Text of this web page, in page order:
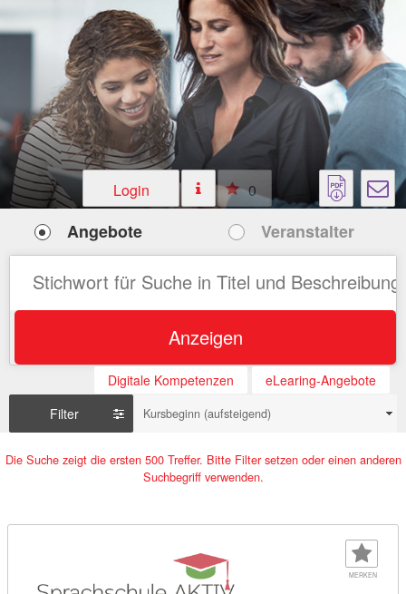
Login 0
Angebote Veranstalter
Anzeigen
Digitale Kompetenzen
eLearing-Angebote
Filter
Kursbeginn (aufsteigend)
Die Suche zeigt die ersten 500 Treffer. Bitte Filter setzen oder einen anderen
Suchbegriff verwenden.
MERKEN